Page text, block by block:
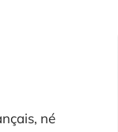
né